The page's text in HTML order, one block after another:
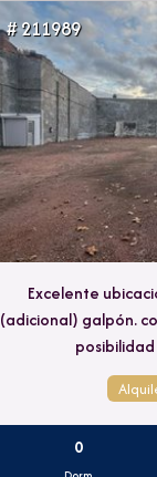
# 211989
Excelente
(adicional) galpón.
0